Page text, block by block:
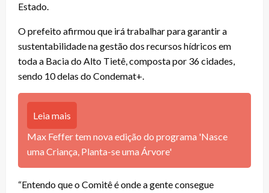
Estado.
O prefeito afirmou que irá trabalhar para garantir a
sustentabilidade na gestão dos recursos hídricos em
toda a Bacia do Alto Tietê, composta por 36 cidades,
sendo 10 delas do Condemat+.
Leia mais
Max Feffer tem nova edição do programa 'Nasce
uma Criança, Planta-se uma Árvore'
“Entendo que o Comitê é onde a gente consegue